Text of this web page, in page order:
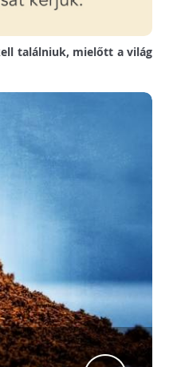
találniuk, mielőtt a világ